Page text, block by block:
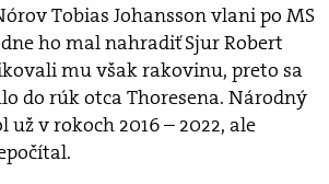
Tobias Johansson vlani po MS
ho mal nahradiť Sjur Robert
mu však rakovinu, preto sa
do rúk otca Thoresena. Národný
v rokoch 2016 – 2022, ale